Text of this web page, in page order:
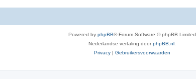
Powered by phpBB® Forum Software © phpBB Limited
Nederlandse vertaling doorphpBB.nl
Privacy | Gebruikersvoorwaarden